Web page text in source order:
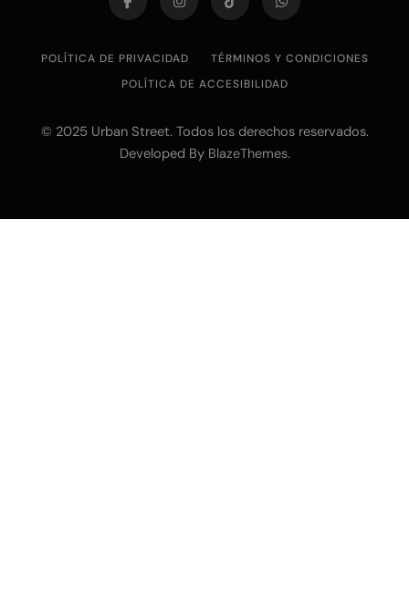
POLÍTICA DE PRIVACIDAD
TÉRMINOS Y CONDICIONES
POLÍTICA DE ACCESIBILIDAD
© 2025 Urban Street. Todos los derechos reservados.
Developed By BlazeThemes.